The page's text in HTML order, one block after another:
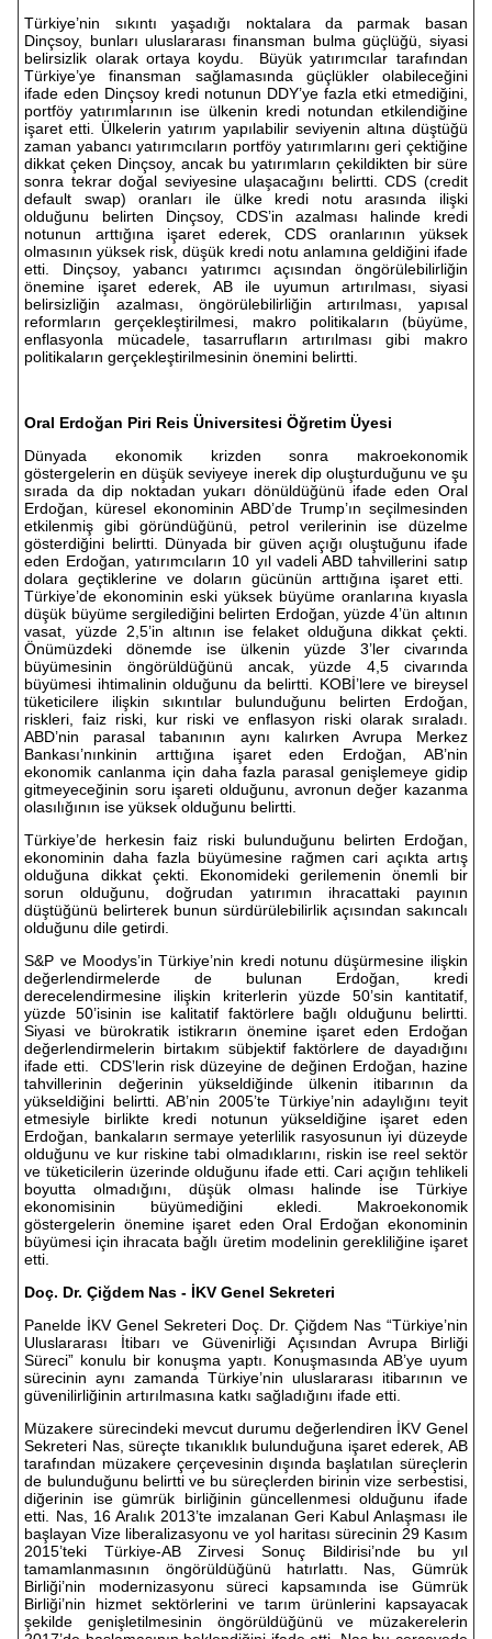
Türkiye’nin sıkıntı yaşadığı noktalara da parmak basan
Dinçsoy, bunları uluslararası finansman bulma güçlüğü, siyasi
belirsizlik olarak ortaya koydu. Büyük yatırımcılar tarafından
Türkiye’ye finansman sağlamasında güçlükler olabileceğini
ifade eden Dinçsoy kredi notunun DDY’ye fazla etki etmediğini,
portföy yatırımlarının ise ülkenin kredi notundan etkilendiğine
işaret etti. Ülkelerin yatırım yapılabilir seviyenin altına düştüğü
zaman yabancı yatırımcıların portföy yatırımlarını geri çektiğine
dikkat çeken Dinçsoy, ancak bu yatırımların çekildikten bir süre
sonra tekrar doğal seviyesine ulaşacağını belirtti. CDS (credit
default swap) oranları ile ülke kredi notu arasında ilişki
olduğunu belirten Dinçsoy, CDS’in azalması halinde kredi
notunun arttığına işaret ederek, CDS oranlarının yüksek
olmasının yüksek risk, düşük kredi notu anlamına geldiğini ifade
etti. Dinçsoy, yabancı yatırımcı açısından öngörülebilirliğin
önemine işaret ederek, AB ile uyumun artırılması, siyasi
belirsizliğin azalması, öngörülebilirliğin artırılması, yapısal
reformların gerçekleştirilmesi, makro politikaların (büyüme,
enflasyonla mücadele, tasarrufların artırılması gibi makro
politikaların gerçekleştirilmesinin önemini belirtti.
Oral Erdoğan Piri Reis Üniversitesi Öğretim Üyesi
Dünyada ekonomik krizden sonra makroekonomik
göstergelerin en düşük seviyeye inerek dip oluşturduğunu ve şu
sırada da dip noktadan yukarı dönüldüğünü ifade eden Oral
Erdoğan, küresel ekonominin ABD’de Trump’ın seçilmesinden
etkilenmiş gibi göründüğünü, petrol verilerinin ise düzelme
gösterdiğini belirtti. Dünyada bir güven açığı oluştuğunu ifade
eden Erdoğan, yatırımcıların 10 yıl vadeli ABD tahvillerini satıp
dolara geçtiklerine ve doların gücünün arttığına işaret etti.
Türkiye’de ekonominin eski yüksek büyüme oranlarına kıyasla
düşük büyüme sergilediğini belirten Erdoğan, yüzde 4’ün altının
vasat, yüzde 2,5’in altının ise felaket olduğuna dikkat çekti.
Önümüzdeki dönemde ise ülkenin yüzde 3’ler civarında
büyümesinin öngörüldüğünü ancak, yüzde 4,5 civarında
büyümesi ihtimalinin olduğunu da belirtti. KOBİ’lere ve bireysel
tüketicilere ilişkin sıkıntılar bulunduğunu belirten Erdoğan,
riskleri, faiz riski, kur riski ve enflasyon riski olarak sıraladı.
ABD’nin parasal tabanının aynı kalırken Avrupa Merkez
Bankası’nınkinin arttığına işaret eden Erdoğan, AB’nin
ekonomik canlanma için daha fazla parasal genişlemeye gidip
gitmeyeceğinin soru işareti olduğunu, avronun değer kazanma
olasılığının ise yüksek olduğunu belirtti.
Türkiye’de herkesin faiz riski bulunduğunu belirten Erdoğan,
ekonominin daha fazla büyümesine rağmen cari açıkta artış
olduğuna dikkat çekti. Ekonomideki gerilemenin önemli bir
sorun olduğunu, doğrudan yatırımın ihracattaki payının
düştüğünü belirterek bunun sürdürülebilirlik açısından sakıncalı
olduğunu dile getirdi.
S&P ve Moodys’in Türkiye’nin kredi notunu düşürmesine ilişkin
değerlendirmelerde de bulunan Erdoğan, kredi
derecelendirmesine ilişkin kriterlerin yüzde 50’sin kantitatif,
yüzde 50’isinin ise kalitatif faktörlere bağlı olduğunu belirtti.
Siyasi ve bürokratik istikrarın önemine işaret eden Erdoğan
değerlendirmelerin birtakım sübjektif faktörlere de dayadığını
ifade etti. CDS’lerin risk düzeyine de değinen Erdoğan, hazine
tahvillerinin değerinin yükseldiğinde ülkenin itibarının da
yükseldiğini belirtti. AB’nin 2005’te Türkiye’nin adaylığını teyit
etmesiyle birlikte kredi notunun yükseldiğine işaret eden
Erdoğan, bankaların sermaye yeterlilik rasyosunun iyi düzeyde
olduğunu ve kur riskine tabi olmadıklarını, riskin ise reel sektör
ve tüketicilerin üzerinde olduğunu ifade etti. Cari açığın tehlikeli
boyutta olmadığını, düşük olması halinde ise Türkiye
ekonomisinin büyümediğini ekledi. Makroekonomik
göstergelerin önemine işaret eden Oral Erdoğan ekonominin
büyümesi için ihracata bağlı üretim modelinin gerekliliğine işaret
etti.
Doç. Dr. Çiğdem Nas - İKV Genel Sekreteri
Panelde İKV Genel Sekreteri Doç. Dr. Çiğdem Nas “Türkiye’nin
Uluslararası İtibarı ve Güvenirliği Açısından Avrupa Birliği
Süreci” konulu bir konuşma yaptı. Konuşmasında AB’ye uyum
sürecinin aynı zamanda Türkiye’nin uluslararası itibarının ve
güvenilirliğinin artırılmasına katkı sağladığını ifade etti.
Müzakere sürecindeki mevcut durumu değerlendiren İKV Genel
Sekreteri Nas, süreçte tıkanıklık bulunduğuna işaret ederek, AB
tarafından müzakere çerçevesinin dışında başlatılan süreçlerin
de bulunduğunu belirtti ve bu süreçlerden birinin vize serbestisi,
diğerinin ise gümrük birliğinin güncellenmesi olduğunu ifade
etti. Nas, 16 Aralık 2013’te imzalanan Geri Kabul Anlaşması ile
başlayan Vize liberalizasyonu ve yol haritası sürecinin 29 Kasım
2015’teki Türkiye-AB Zirvesi Sonuç Bildirisi’nde bu yıl
tamamlanmasının öngörüldüğünü hatırlattı. Nas, Gümrük
Birliği’nin modernizasyonu süreci kapsamında ise Gümrük
Birliği’nin hizmet sektörlerini ve tarım ürünlerini kapsayacak
şekilde genişletilmesinin öngörüldüğünü ve müzakerelerin